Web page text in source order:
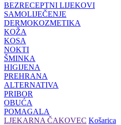
BEZRECEPTNI LIJEKOVI
SAMOLIJEČENJE
DERMOKOZMETIKA
KOŽA
KOSA
NOKTI
ŠMINKA
HIGIJENA
PREHRANA
ALTERNATIVA
PRIBOR
OBUĆA
POMAGALA
LJEKARNA ČAKOVEC Košarica